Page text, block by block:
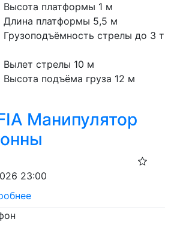
Высота платформы 1 м
Длина платформы 5,5 м
Грузоподъёмность стрелы до 3 т
Вылет стрелы 10 м
Высота подъёма груза 12 м
Манипулятор
23:00